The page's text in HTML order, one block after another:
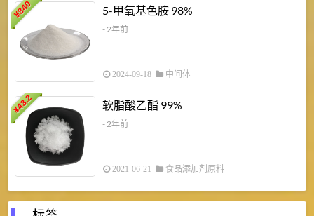
¥
840 5-甲氧基色胺 98%
- 2年前
2024-09-18 中间体
¥
43.2 软脂酸乙酯 99%
- 2年前
2021-06-21 食品添加剂原料